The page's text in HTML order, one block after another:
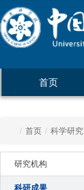
首页
/ 首页 / 科学研究
研究机构
科研成果